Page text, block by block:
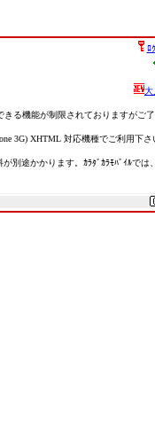
ﾛ
大
きる機能が制限されておりますがご
3G) XHTML 対応機種でご利用下
別途かかります。ｶﾗﾀﾞｶﾗﾓﾊﾞｲﾙでは